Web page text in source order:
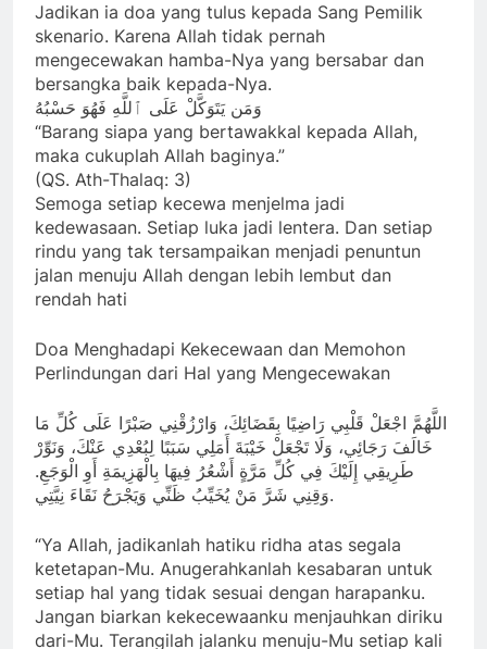
Jadikan ia doa yang tulus kepada Sang Pemilik
skenario. Karena Allah tidak pernah
mengecewakan hamba-Nya yang bersabar dan
bersangka baik kepada-Nya.
وَمَن يَتَوَكَّلْ عَلَى ٱللَّهِ فَهُوَ حَسْبُهُ
“Barang siapa yang bertawakkal kepada Allah,
maka cukuplah Allah baginya.”
(QS. Ath-Thalaq: 3)
Semoga setiap kecewa menjelma jadi
kedewasaan. Setiap luka jadi lentera. Dan setiap
rindu yang tak tersampaikan menjadi penuntun
jalan menuju Allah dengan lebih lembut dan
rendah hati
Doa Menghadapi Kekecewaan dan Memohon
Perlindungan dari Hal yang Mengecewakan
اللَّهُمَّ اجْعَلْ قَلْبِي رَاضِيًا بِقَضَائِكَ، وَارْزُقْنِي صَبْرًا عَلَى كُلِّ مَا
خَالَفَ رَجَائِي، وَلَا تَجْعَلْ خَيْبَةَ أَمَلِي سَبَبًا لِبُعْدِي عَنْكَ، وَنَوِّرْ
طَرِيقِي إِلَيْكَ فِي كُلِّ مَرَّةٍ أَشْعُرُ فِيهَا بِالْهَزِيمَةِ أَوِ الْوَجَعِ.
وَقِنِي شَرَّ مَنْ يُخَيِّبُ ظَنِّي وَيَجْرَحُ نَقَاءَ نِيَّتِي.
“Ya Allah, jadikanlah hatiku ridha atas segala
ketetapan-Mu. Anugerahkanlah kesabaran untuk
setiap hal yang tidak sesuai dengan harapanku.
Jangan biarkan kekecewaanku menjauhkan diriku
dari-Mu. Terangilah jalanku menuju-Mu setiap kali